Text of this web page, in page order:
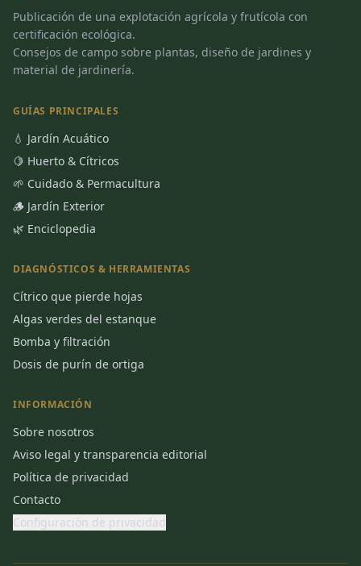
Publicación de una explotación agrícola y frutícola con
certificación ecológica.
Consejos de campo sobre plantas, diseño de jardines y
material de jardinería.
GUÍAS PRINCIPALES
💧 Jardín Acuático
🍋 Huerto & Cítricos
🌱 Cuidado & Permacultura
🪵 Jardín Exterior
🌿 Enciclopedia
DIAGNÓSTICOS & HERRAMIENTAS
Cítrico que pierde hojas
Algas verdes del estanque
Bomba y filtración
Dosis de purín de ortiga
INFORMACIÓN
Sobre nosotros
Aviso legal y transparencia editorial
Política de privacidad
Contacto
Configuración de privacidad